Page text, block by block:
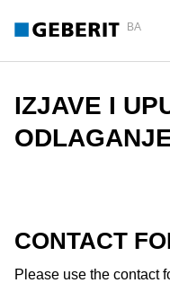
BA
IZJAVE I
CONTACT
Please use the contact